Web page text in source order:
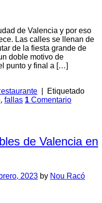
de Valencia y por eso
Las calles se llenan de
de la fiesta grande de
doble motivo de
punto y final a […]
Etiquetado
, fallas 1 Comentario
de Valencia en
2023 by Nou Racó